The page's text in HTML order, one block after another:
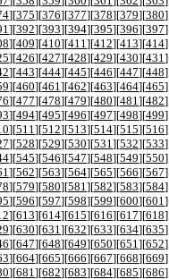
][375][376][377][378][379][380]
][392][393][394][395][396][397]
][409][410][411 ][412][413][414]
][426][427][428][429][430][431 ]
][443][444][445][446][447][448]
][460][461 ][462][463][464][465]
][477][478][479][480][481 ][482]
][494][495][496][497][498][499]
][511 ][512][513][514][515][516]
][528][529][530][531 ][532][533]
][545][546][547][548][549][550]
][562][563][564][565][566][567]
][579][580][581 ][582][583][584]
][596][597][598][599][600][601 ]
][613][614][615][616][617][618]
][630][631 ][632][633][634][635]
][647][648][649][650][651 ][652]
][664][665][666][667][668][669]
][681 ][682][683][684][685][686]